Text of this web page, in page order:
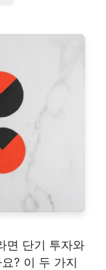
면 단기 투자와
? 이 두 가지